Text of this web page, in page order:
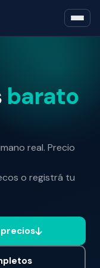
barato
real. Precio
o registrá tu